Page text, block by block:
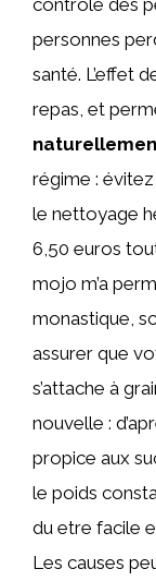
personnes
santé. L’effet
repas, et
régime :
le nettoyage
6,50 euros
mojo m’a
monastique,
assurer que
s’attache à
nouvelle :
propice aux
le poids
du etre facile
Les causes